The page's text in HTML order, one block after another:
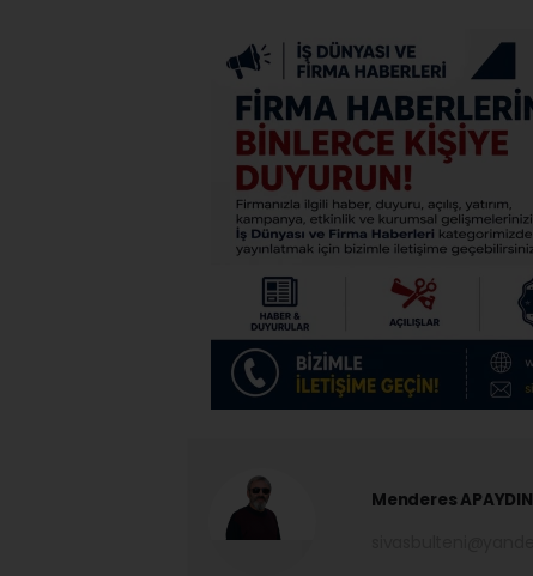
Menderes APAYDIN